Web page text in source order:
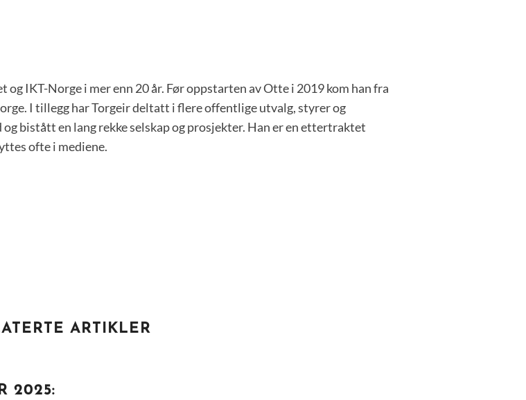
IKT-Norge i mer enn 20 år. Før oppstarten av Otte i 2019 kom han fra
I tillegg har Torgeir deltatt i flere offentlige utvalg, styrer og
bistått en lang rekke selskap og prosjekter. Han er en ettertraktet
ofte i mediene.
ARTIKLER
2025: